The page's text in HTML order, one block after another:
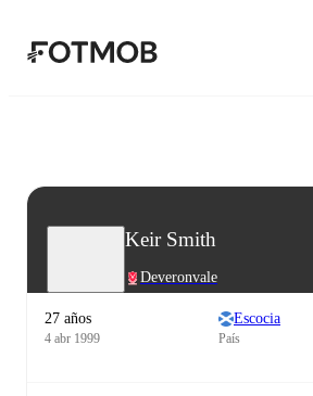
Keir Smith
Deveronvale
27 años
4 abr 1999
Escocia
País